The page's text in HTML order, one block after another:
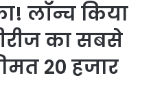
लॉन्च किया
का सबसे
20 हजार